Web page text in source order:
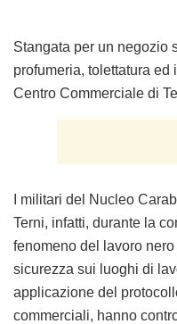
Stangata per un negozio
profumeria, tolettatura
Centro Commerciale di
I militari del Nucleo
Terni, infatti, durante la
fenomeno del lavoro
sicurezza sui luoghi di
applicazione del
commerciali, hanno